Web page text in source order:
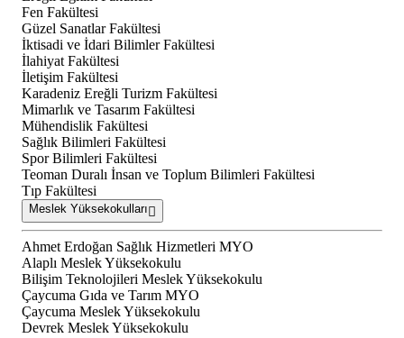
Fen Fakültesi
Güzel Sanatlar Fakültesi
İktisadi ve İdari Bilimler Fakültesi
İlahiyat Fakültesi
İletişim Fakültesi
Karadeniz Ereğli Turizm Fakültesi
Mimarlık ve Tasarım Fakültesi
Mühendislik Fakültesi
Sağlık Bilimleri Fakültesi
Spor Bilimleri Fakültesi
Teoman Duralı İnsan ve Toplum Bilimleri Fakültesi
Tıp Fakültesi
Meslek Yüksekokulları
Ahmet Erdoğan Sağlık Hizmetleri MYO
Alaplı Meslek Yüksekokulu
Bilişim Teknolojileri Meslek Yüksekokulu
Çaycuma Gıda ve Tarım MYO
Çaycuma Meslek Yüksekokulu
Devrek Meslek Yüksekokulu